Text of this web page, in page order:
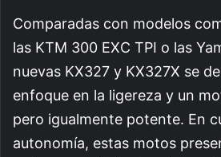
Comparadas con modelos
las KTM 300 EXC TPI o las
nuevas KX327 y KX327X se
enfoque en la ligereza y un
pero igualmente potente. En
autonomía, estas motos